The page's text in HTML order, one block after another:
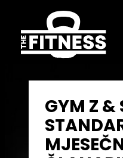
sadržaja
GYM Z &